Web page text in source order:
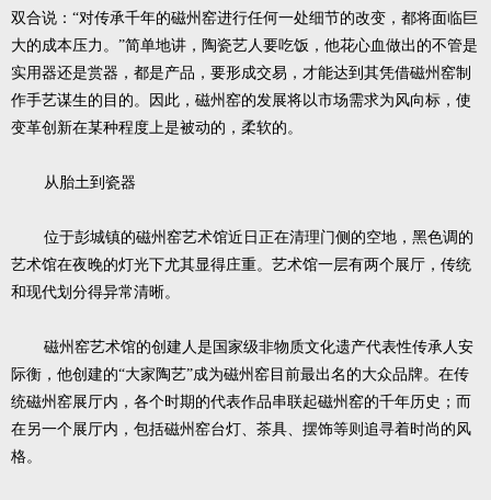
双合说：“对传承千年的磁州窑进行任何一处细节的改变，都将面临巨
大的成本压力。”简单地讲，陶瓷艺人要吃饭，他花心血做出的不管是
实用器还是赏器，都是产品，要形成交易，才能达到其凭借磁州窑制
作手艺谋生的目的。因此，磁州窑的发展将以市场需求为风向标，使
变革创新在某种程度上是被动的，柔软的。
从胎土到瓷器
位于彭城镇的磁州窑艺术馆近日正在清理门侧的空地，黑色调的
艺术馆在夜晚的灯光下尤其显得庄重。艺术馆一层有两个展厅，传统
和现代划分得异常清晰。
磁州窑艺术馆的创建人是国家级非物质文化遗产代表性传承人安
际衡，他创建的“大家陶艺”成为磁州窑目前最出名的大众品牌。在传
统磁州窑展厅内，各个时期的代表作品串联起磁州窑的千年历史；而
在另一个展厅内，包括磁州窑台灯、茶具、摆饰等则追寻着时尚的风
格。